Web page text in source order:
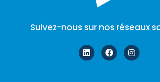
Suivez-nous sur nos réseaux